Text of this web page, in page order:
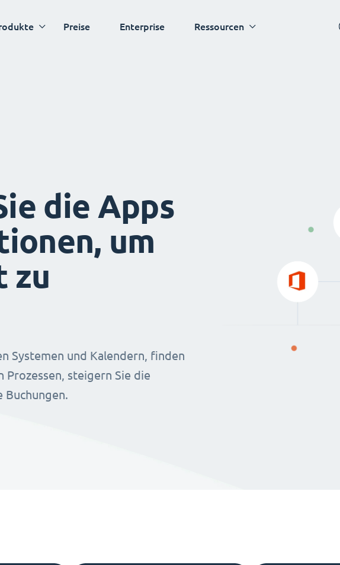
Preise Enterprise Ressourcen
die Apps
um
zu
Systemen und Kalendern, finden
steigern Sie die